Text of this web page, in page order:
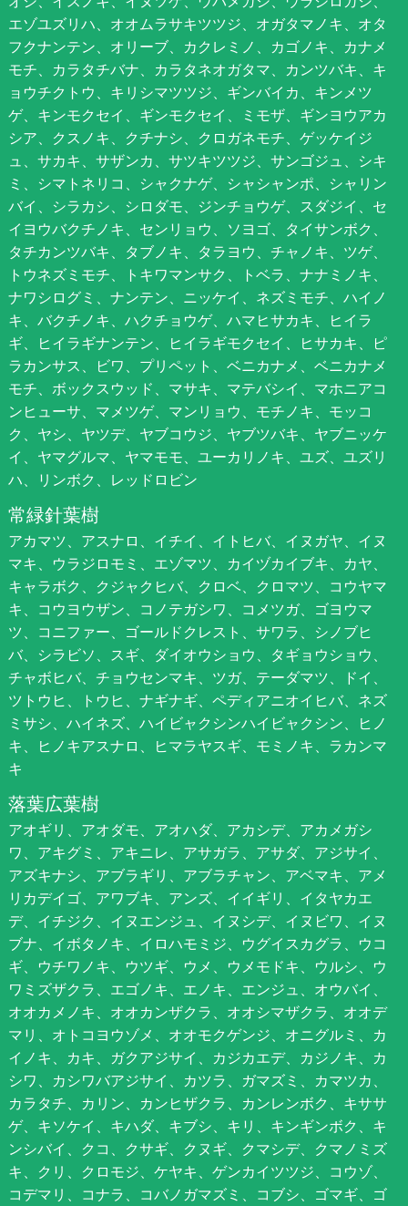
エゾユズリハ、オオムラサキツツジ、オガタマノキ、オタ
フクナンテン、オリーブ、カクレミノ、カゴノキ、カナメ
モチ、カラタチバナ、カラタネオガタマ、カンツバキ、キ
ョウチクトウ、キリシマツツジ、ギンバイカ、キンメツ
ゲ、キンモクセイ、ギンモクセイ、ミモザ、ギンヨウアカ
シア、クスノキ、クチナシ、クロガネモチ、ゲッケイジ
ュ、サカキ、サザンカ、サツキツツジ、サンゴジュ、シキ
ミ、シマトネリコ、シャクナゲ、シャシャンポ、シャリン
バイ、シラカシ、シロダモ、ジンチョウゲ、スダジイ、セ
イヨウバクチノキ、センリョウ、ソヨゴ、タイサンボク、
タチカンツバキ、タブノキ、タラヨウ、チャノキ、ツゲ、
トウネズミモチ、トキワマンサク、トベラ、ナナミノキ、
ナワシログミ、ナンテン、ニッケイ、ネズミモチ、ハイノ
キ、バクチノキ、ハクチョウゲ、ハマヒサカキ、ヒイラ
ギ、ヒイラギナンテン、ヒイラギモクセイ、ヒサカキ、ピ
ラカンサス、ビワ、プリペット、ベニカナメ、ベニカナメ
モチ、ボックスウッド、マサキ、マテバシイ、マホニアコ
ンヒューサ、マメツゲ、マンリョウ、モチノキ、モッコ
ク、ヤシ、ヤツデ、ヤブコウジ、ヤブツバキ、ヤブニッケ
イ、ヤマグルマ、ヤマモモ、ユーカリノキ、ユズ、ユズリ
ハ、リンボク、レッドロビン
常緑針葉樹
アカマツ、アスナロ、イチイ、イトヒバ、イヌガヤ、イヌ
マキ、ウラジロモミ、エゾマツ、カイヅカイブキ、カヤ、
キャラボク、クジャクヒバ、クロベ、クロマツ、コウヤマ
キ、コウヨウザン、コノテガシワ、コメツガ、ゴヨウマ
ツ、コニファー、ゴールドクレスト、サワラ、シノブヒ
バ、シラビソ、スギ、ダイオウショウ、タギョウショウ、
チャボヒバ、チョウセンマキ、ツガ、テーダマツ、ドイ、
ツトウヒ、トウヒ、ナギナギ、ペディアニオイヒバ、ネズ
ミサシ、ハイネズ、ハイビャクシンハイビャクシン、ヒノ
キ、ヒノキアスナロ、ヒマラヤスギ、モミノキ、ラカンマ
キ
落葉広葉樹
アオギリ、アオダモ、アオハダ、アカシデ、アカメガシ
ワ、アキグミ、アキニレ、アサガラ、アサダ、アジサイ、
アズキナシ、アブラギリ、アブラチャン、アベマキ、アメ
リカデイゴ、アワブキ、アンズ、イイギリ、イタヤカエ
デ、イチジク、イヌエンジュ、イヌシデ、イヌビワ、イヌ
ブナ、イボタノキ、イロハモミジ、ウグイスカグラ、ウコ
ギ、ウチワノキ、ウツギ、ウメ、ウメモドキ、ウルシ、ウ
ワミズザクラ、エゴノキ、エノキ、エンジュ、オウバイ、
オオカメノキ、オオカンザクラ、オオシマザクラ、オオデ
マリ、オトコヨウゾメ、オオモクゲンジ、オニグルミ、カ
イノキ、カキ、ガクアジサイ、カジカエデ、カジノキ、カ
シワ、カシワバアジサイ、カツラ、ガマズミ、カマツカ、
カラタチ、カリン、カンヒザクラ、カンレンボク、キササ
ゲ、キソケイ、キハダ、キブシ、キリ、キンギンボク、キ
ンシバイ、クコ、クサギ、クヌギ、クマシデ、クマノミズ
キ、クリ、クロモジ、ケヤキ、ゲンカイツツジ、コウゾ、
コデマリ、コナラ、コバノガマズミ、コブシ、ゴマギ、ゴ